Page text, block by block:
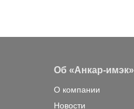
Об «Анкар-имэк»
О компании
Новости